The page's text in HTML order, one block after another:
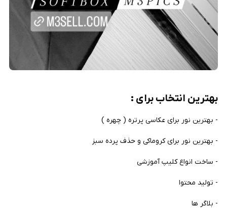
بهترین انتخاب برای :
- بهترین نور برای عکاسی پرتره ( چهره )
- بهترین نور برای کروماکی و حذف پرده سبز
- ساخت انواع کلیپ آموزشی
- تولید محتوا
- بلاگر ها